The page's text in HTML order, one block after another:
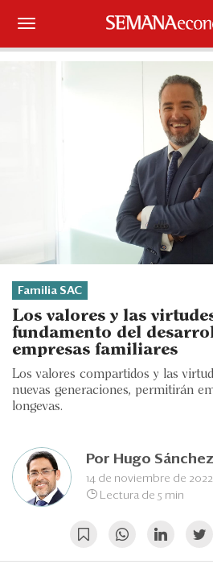
Suscríbase
¿Qué está pasando?
Sectores y Empresas
Economía y Finanzas
Legal y Política
Blogs
Edición Impresa
Familia SAC
Los valores y las
fundamento del
empresas familiares
Los valores compartidos y las
nuevas generaciones, permitirán
longevas.
Por Hugo
14 de noviembre de 2022
Lectura de 5 min